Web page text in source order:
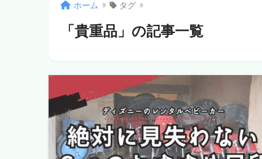
ホーム タグ
「貴重品」の記事一覧